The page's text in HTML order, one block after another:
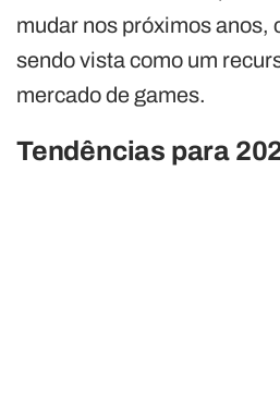
mudar nos próximos anos,
sendo vista como um
mercado de games.
Tendências para